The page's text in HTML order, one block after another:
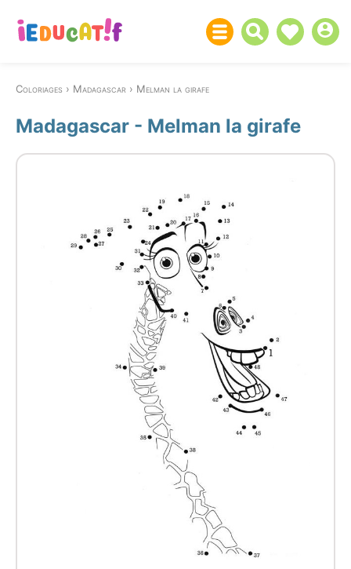
Coloriages Madagascar Melman la girafe
Madagascar - Melman la girafe